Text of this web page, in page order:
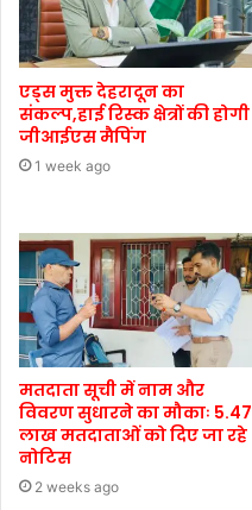
एड्स मुक्त देहरादून का
संकल्प,हाई रिस्क क्षेत्रों की होगी
जीआईएस मैपिंग
1 week ago
मतदाता सूची में नाम और
विवरण सुधारने का मौकाः 5.47
लाख मतदाताओं को दिए जा रहे
नोटिस
2 weeks ago